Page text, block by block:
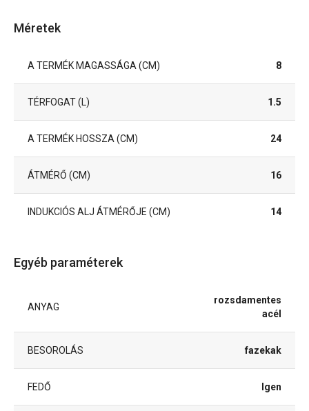
Méretek
A TERMÉK MAGASSÁGA (CM) 8
TÉRFOGAT (L) 1.5
A TERMÉK HOSSZA (CM) 24
ÁTMÉRŐ (CM) 16
INDUKCIÓS ALJ ÁTMÉRŐJE (CM) 14
Egyéb paraméterek
ANYAG
rozsdamentes
acél
BESOROLÁS fazekak
FEDŐ Igen